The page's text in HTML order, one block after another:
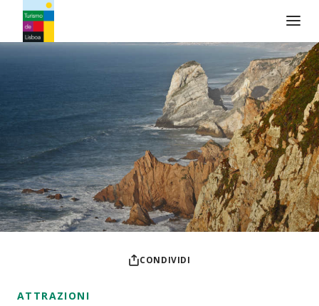
Logo di Turismo de Lisboa
CONDIVIDI
ATTRAZIONI